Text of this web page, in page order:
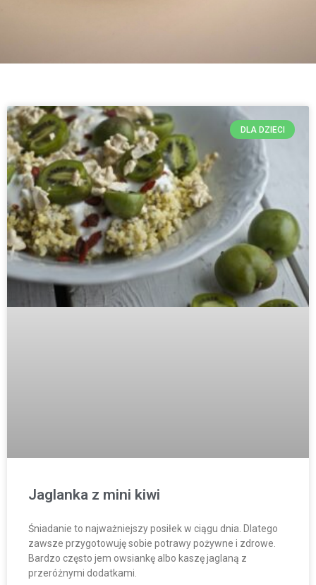
DLA DZIECI
Jaglanka z mini kiwi
Śniadanie to najważniejszy posiłek w ciągu dnia. Dlatego
zawsze przygotowuję sobie potrawy pożywne i zdrowe.
Bardzo często jem owsiankę albo kaszę jaglaną z
przeróżnymi dodatkami.